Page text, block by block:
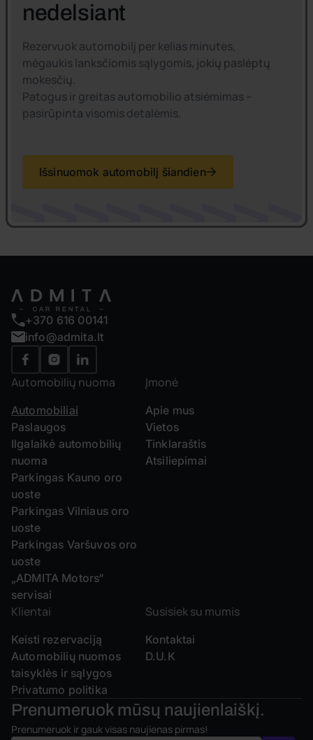
nedelsiant
Rezervuok automobilį per kelias minutes,
mėgaukis lanksčiomis sąlygomis, jokių paslėptų
mokesčių.
Patogus ir greitas automobilio atsiėmimas –
pasirūpinta visomis detalėmis.
Išsinuomok automobilį šiandien
+370 616 00141
info@admita.lt
Automobilių nuoma
Automobiliai
Paslaugos
Ilgalaikė automobilių
nuoma
Parkingas Kauno oro
uoste
Parkingas Vilniaus oro
uoste
Parkingas Varšuvos oro
uoste
„ADMITA Motors“
servisai
Įmonė
Apie mus
Vietos
Tinklaraštis
Atsiliepimai
Klientai
Keisti rezervaciją
Automobilių nuomos
taisyklės ir sąlygos
Privatumo politika
Susisiek su mumis
Kontaktai
D.U.K
Prenumeruok mūsų naujienlaiškį.
Prenumeruok ir gauk visas naujienas pirmas!